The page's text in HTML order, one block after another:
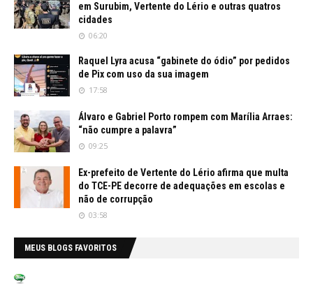
em Surubim, Vertente do Lério e outras quatros
cidades
06:20
Raquel Lyra acusa “gabinete do ódio” por pedidos
de Pix com uso da sua imagem
17:58
Álvaro e Gabriel Porto rompem com Marília Arraes:
“não cumpre a palavra”
09:25
Ex-prefeito de Vertente do Lério afirma que multa
do TCE-PE decorre de adequações em escolas e
não de corrupção
03:58
MEUS BLOGS FAVORITOS